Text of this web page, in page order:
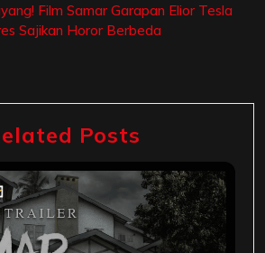
Film Samar Garapan Elior Tesla
Sajikan Horor Berbeda
Posts